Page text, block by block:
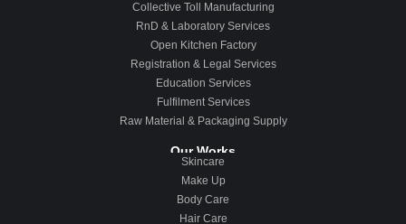
Collective Toll Manufacturing
RnD & Laboratory Services
Open Kitchen Factory
Registration & Legal Services
Education Services
Fulfilment Services
Raw Material & Packaging Supply
Our Works
Skincare
Make Up
Body Care
Hair Care